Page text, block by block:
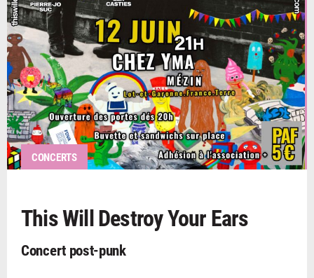
CONCERTS
This Will Destroy Your Ears
Concert post-punk